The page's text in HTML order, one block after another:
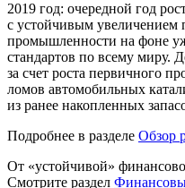
2019 год: очередной год
с устойчивым увеличением
промышленности на фоне
стандартов по всему миру.
за счет роста первичного
ломов автомобильных
из ранее накопленных
Подробнее в разделе Обзор
От «устойчивой»
Смотрите раздел